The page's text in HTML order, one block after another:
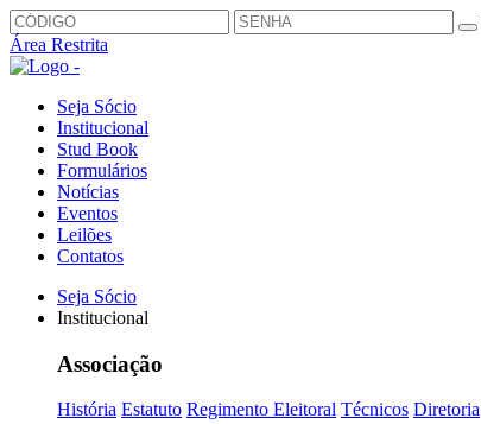
Área Restrita
Seja Sócio
Institucional
Stud Book
Formulários
Notícias
Eventos
Leilões
Contatos
Seja Sócio
Institucional
Associação
História Estatuto Regimento Eleitoral Técnicos Diretoria